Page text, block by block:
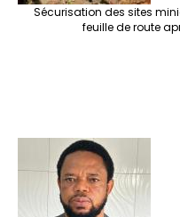
Sécurisation des sites
feuille de route